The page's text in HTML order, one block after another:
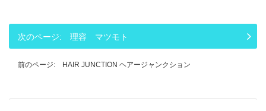
理容 マツモト
HAIR JUNCTION ヘアージャンクション